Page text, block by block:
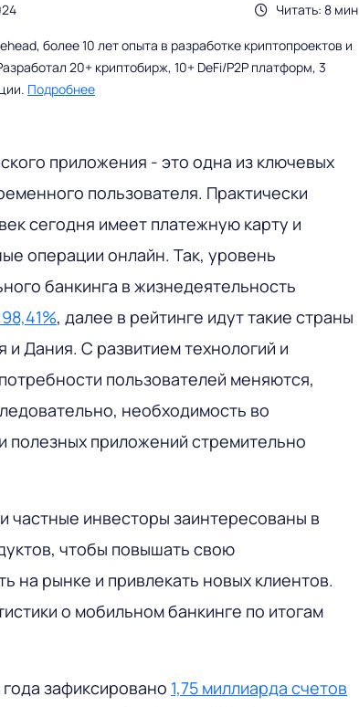
Читать: 8 мин
более 10 лет опыта в разработке криптопроектов и
20+ криптобирж, 10+ DeFi/P2P платформ, 3
Подробнее
приложения - это одна из ключевых
пользователя. Практически
сегодня имеет платежную карту и
операции онлайн. Так, уровень
банкинга в жизнедеятельность
, далее в рейтинге идут такие страны
и Дания. С развитием технологий и
пользователей меняются,
необходимость во
полезных приложений стремительно
частные инвесторы заинтересованы в
чтобы повышать свою
на рынке и привлекать новых клиентов.
о мобильном банкинге по итогам
зафиксировано 1,75 миллиарда счетов